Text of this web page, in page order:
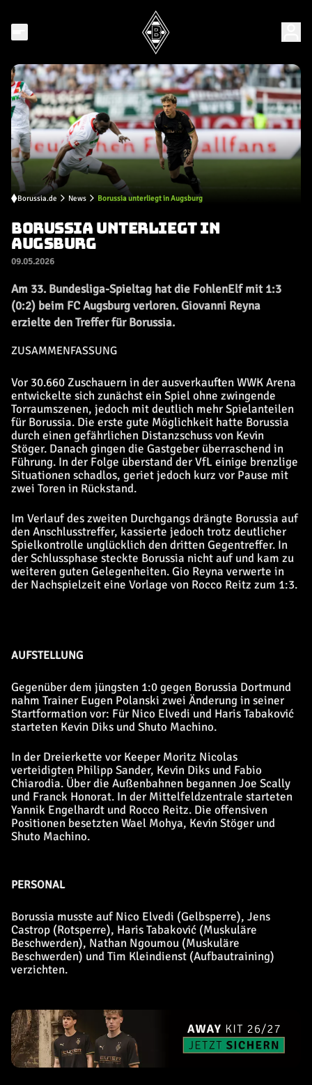
Borussia.de News Borussia unterliegt in Augsburg
BORUSSIA UNTERLIEGT IN
AUGSBURG
09.05.2026
Am 33. Bundesliga-Spieltag hat die FohlenElf mit 1:3
(0:2) beim FC Augsburg verloren. Giovanni Reyna
erzielte den Treffer für Borussia.
ZUSAMMENFASSUNG
Vor 30.660 Zuschauern in der ausverkauften WWK Arena
entwickelte sich zunächst ein Spiel ohne zwingende
Torraumszenen, jedoch mit deutlich mehr Spielanteilen
für Borussia. Die erste gute Möglichkeit hatte Borussia
durch einen gefährlichen Distanzschuss von Kevin
Stöger. Danach gingen die Gastgeber überraschend in
Führung. In der Folge überstand der VfL einige brenzlige
Situationen schadlos, geriet jedoch kurz vor Pause mit
zwei Toren in Rückstand.
Im Verlauf des zweiten Durchgangs drängte Borussia auf
den Anschlusstreffer, kassierte jedoch trotz deutlicher
Spielkontrolle unglücklich den dritten Gegentreffer. In
der Schlussphase steckte Borussia nicht auf und kam zu
weiteren guten Gelegenheiten. Gio Reyna verwerte in
der Nachspielzeit eine Vorlage von Rocco Reitz zum 1:3.
AUFSTELLUNG
Gegenüber dem jüngsten 1:0 gegen Borussia Dortmund
nahm Trainer Eugen Polanski zwei Änderung in seiner
Startformation vor: Für Nico Elvedi und Haris Tabaković
starteten Kevin Diks und Shuto Machino.
In der Dreierkette vor Keeper Moritz Nicolas
verteidigten Philipp Sander, Kevin Diks und Fabio
Chiarodia. Über die Außenbahnen begannen Joe Scally
und Franck Honorat. In der Mittelfeldzentrale starteten
Yannik Engelhardt und Rocco Reitz. Die offensiven
Positionen besetzten Wael Mohya, Kevin Stöger und
Shuto Machino.
PERSONAL
Borussia musste auf Nico Elvedi (Gelbsperre), Jens
Castrop (Rotsperre), Haris Tabaković (Muskuläre
Beschwerden), Nathan Ngoumou (Muskuläre
Beschwerden) und Tim Kleindienst (Aufbautraining)
verzichten.